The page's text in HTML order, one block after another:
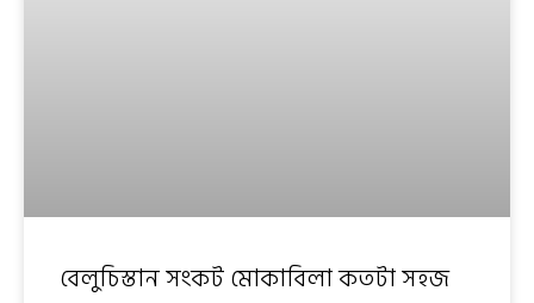
বেলুচিস্তান সংকট মোকাবিলা কতটা সহজ